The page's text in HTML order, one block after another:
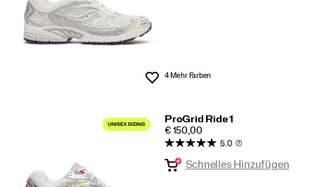
Wunschliste
4 Mehr Farben
ProGrid Ride 1
PRICE
€ 150,00
5.0 (7)
Schnelles Hinzufügen